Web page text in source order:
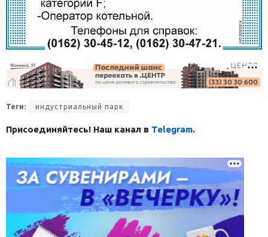
Теги: индустриальный парк
Присоединяйтесь! Наш канал в Telegram.